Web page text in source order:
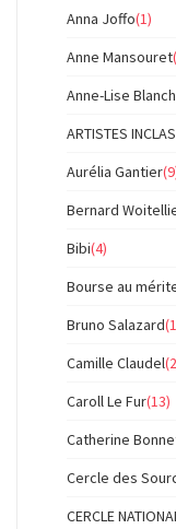
Anna Joffo(1)
Anne Mansouret
Anne-Lise
ARTISTES
Aurélia Gantier
Bernard
Bibi(4)
Bourse au
Bruno Salazard
Camille Claudel
Caroll Le Fur(13)
Catherine
Cercle des
CERCLE